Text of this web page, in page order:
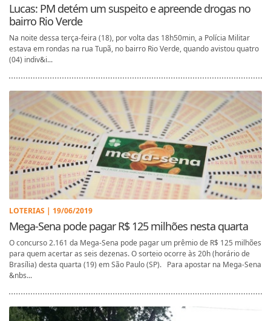
Lucas: PM detém um suspeito e apreende drogas no
bairro Rio Verde
Na noite dessa terça-feira (18), por volta das 18h50min, a Polícia Militar
estava em rondas na rua Tupã, no bairro Rio Verde, quando avistou quatro
(04) indiv&i...
LOTERIAS | 19/06/2019
Mega-Sena pode pagar R$ 125 milhões nesta quarta
O concurso 2.161 da Mega-Sena pode pagar um prêmio de R$ 125 milhões
para quem acertar as seis dezenas. O sorteio ocorre às 20h (horário de
Brasília) desta quarta (19) em São Paulo (SP). Para apostar na Mega-Sena
&nbs...